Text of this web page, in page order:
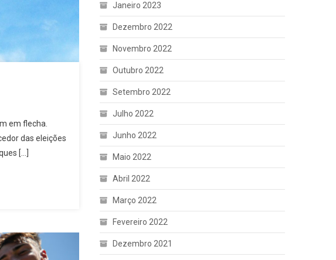
em flecha.
das eleições
[…]
Janeiro 2023
Dezembro 2022
Novembro 2022
Outubro 2022
Setembro 2022
Julho 2022
Junho 2022
Maio 2022
Abril 2022
Março 2022
Fevereiro 2022
Dezembro 2021